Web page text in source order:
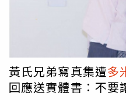
黃氏兄弟寫真集遭多
回應送實體書：不要